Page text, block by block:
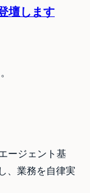
壇します
ージェント基
、業務を自律実